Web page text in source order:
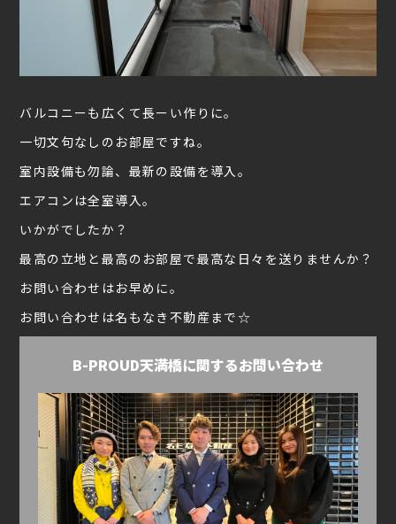
バルコニーも広くて長ーい作りに。
一切文句なしのお部屋ですね。
室内設備も勿論、最新の設備を導入。
エアコンは全室導入。
いかがでしたか？
最高の立地と最高のお部屋で最高な日々を送りませんか？
お問い合わせはお早めに。
お問い合わせは名もなき不動産まで☆
B-PROUD天満橋に関するお問い合わせ